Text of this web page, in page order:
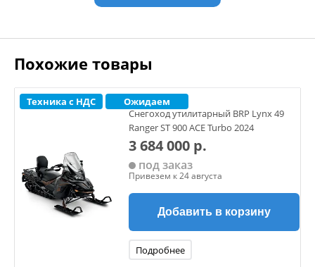
Похожие товары
Техника с НДС
Ожидаем
Снегоход утилитарный BRP Lynx 49
Ranger ST 900 ACE Turbo 2024
3 684 000 р.
под заказ
Привезем к 24 августа
Добавить в корзину
Подробнее